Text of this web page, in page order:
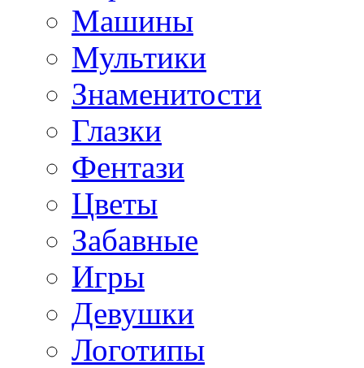
Машины
Мультики
Знаменитости
Глазки
Фентази
Цветы
Забавные
Игры
Девушки
Логотипы